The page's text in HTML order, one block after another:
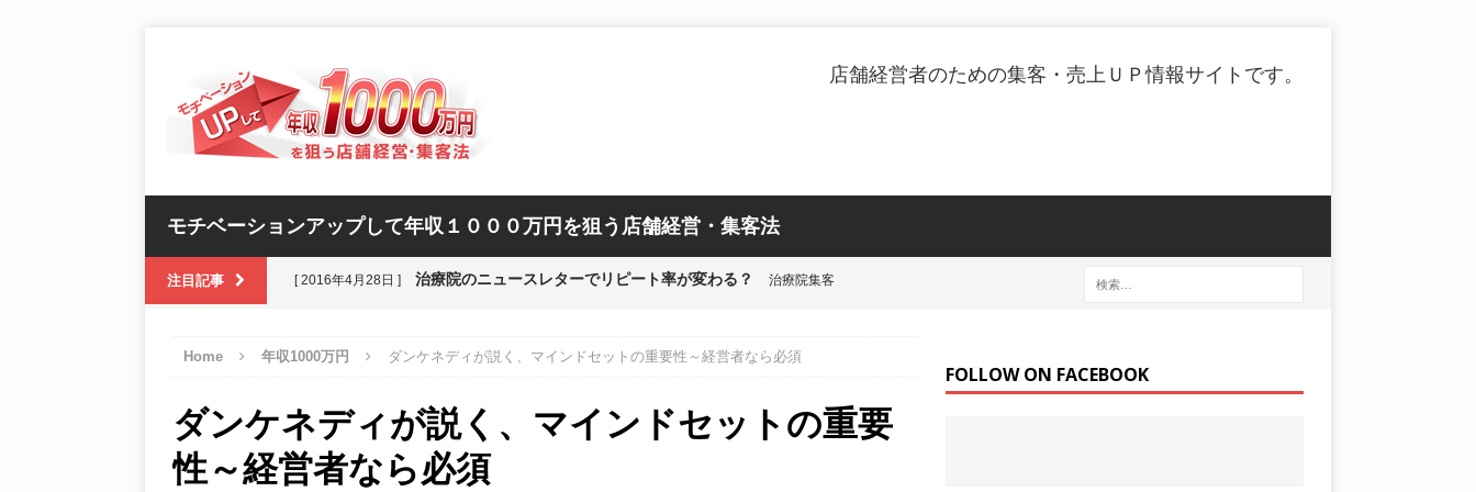
店舗経営者のための集客・売上ＵＰ情報サイトです。
モチベーションアップして年収１０００万円を狙う店舗経営・集客法
注目記事 [ 2016年4月28日 ] 治療院のニュースレターでリピート率が変わる？ 治療院集客
[ 2016年4月25日 ] 避難所で整体師ボランティアが活躍中 お知らせ
[ 2016年4月29日 ] 店舗経営ノウハウを知らないのはアレと同じ
Home 年収1000万円 ダンケネディが説く、マインドセットの重要性～経営者なら必須
ダンケネディが説く、マインドセットの重要
性～経営者なら必須
FOLLOW ON FACEBOOK